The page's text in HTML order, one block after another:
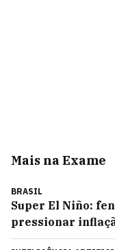
Mais na Exame
BRASIL
Super El Niño:
pressionar